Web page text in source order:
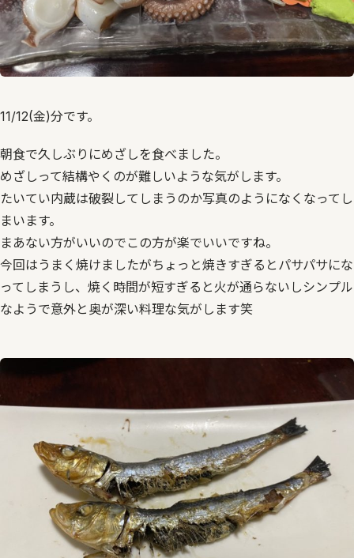
11/12(金)分です。
朝食で久しぶりにめざしを食べました。
めざしって結構やくのが難しいような気がします。
たいてい内蔵は破裂してしまうのか写真のようになくなってし
まいます。
まあない方がいいのでこの方が楽でいいですね。
今回はうまく焼けましたがちょっと焼きすぎるとパサパサにな
ってしまうし、焼く時間が短すぎると火が通らないしシンプル
なようで意外と奥が深い料理な気がします笑